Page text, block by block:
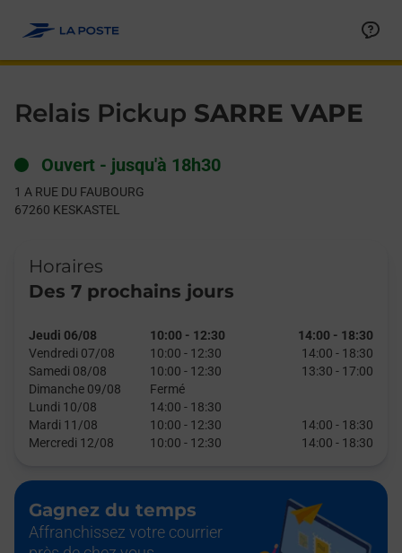
Relais Pickup SARRE VAPE
Ouvert - jusqu'à 18h30
1 A RUE DU FAUBOURG
67260 KESKASTEL
Horaires
Des 7 prochains jours
Jeudi 06/08 10:00 - 12:30 14:00 - 18:30
Vendredi 07/08
10:00 - 12:30 14:00 - 18:30
Samedi 08/08
10:00 - 12:30 13:30 - 17:00
Dimanche 09/08
Fermé
Lundi 10/08
14:00 - 18:30
Mardi 11/08
10:00 - 12:30 14:00 - 18:30
Mercredi 12/08
10:00 - 12:30 14:00 - 18:30
Gagnez du temps
Affranchissez votre courrier